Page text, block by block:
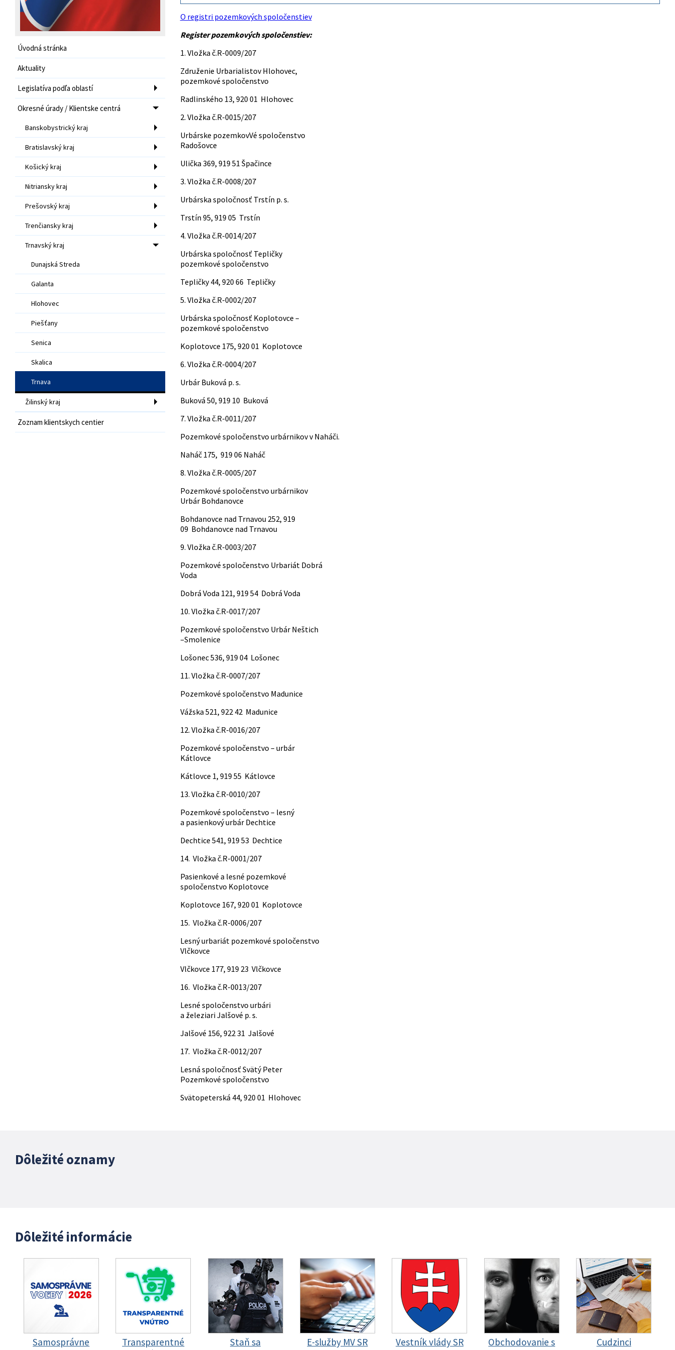
Úvodná stránka
Aktuality
Legislatíva podľa oblastí
Okresné úrady / Klientske centrá
Banskobystrický kraj
Bratislavský kraj
Košický kraj
Nitriansky kraj
Prešovský kraj
Trenčiansky kraj
Trnavský kraj
Dunajská Streda
Galanta
Hlohovec
Piešťany
Senica
Skalica
Trnava
Žilinský kraj
Zoznam klientskych centier
O registri pozemkových spoločenstiev
Register pozemkových spoločenstiev:
1. Vložka č.R-0009/207
Združenie Urbarialistov Hlohovec,
pozemkové spoločenstvo
Radlinského 13, 920 01 Hlohovec
2. Vložka č.R-0015/207
Urbárske pozemkovVé spoločenstvo
Radošovce
Ulička 369, 919 51 Špačince
3. Vložka č.R-0008/207
Urbárska spoločnosť Trstín p. s.
Trstín 95, 919 05 Trstín
4. Vložka č.R-0014/207
Urbárska spoločnosť Tepličky
pozemkové spoločenstvo
Tepličky 44, 920 66 Tepličky
5. Vložka č.R-0002/207
Urbárska spoločnosť Koplotovce –
pozemkové spoločenstvo
Koplotovce 175, 920 01 Koplotovce
6. Vložka č.R-0004/207
Urbár Buková p. s.
Buková 50, 919 10 Buková
7. Vložka č.R-0011/207
Pozemkové spoločenstvo urbárnikov v Naháči.
Naháč 175, 919 06 Naháč
8. Vložka č.R-0005/207
Pozemkové spoločenstvo urbárnikov
Urbár Bohdanovce
Bohdanovce nad Trnavou 252, 919
09 Bohdanovce nad Trnavou
9. Vložka č.R-0003/207
Pozemkové spoločenstvo Urbariát Dobrá
Voda
Dobrá Voda 121, 919 54 Dobrá Voda
10. Vložka č.R-0017/207
Pozemkové spoločenstvo Urbár Neštich
–Smolenice
Lošonec 536, 919 04 Lošonec
11. Vložka č.R-0007/207
Pozemkové spoločenstvo Madunice
Vážska 521, 922 42 Madunice
12. Vložka č.R-0016/207
Pozemkové spoločenstvo – urbár
Kátlovce
Kátlovce 1, 919 55 Kátlovce
13. Vložka č.R-0010/207
Pozemkové spoločenstvo – lesný
a pasienkový urbár Dechtice
Dechtice 541, 919 53 Dechtice
14. Vložka č.R-0001/207
Pasienkové a lesné pozemkové
spoločenstvo Koplotovce
Koplotovce 167, 920 01 Koplotovce
15. Vložka č.R-0006/207
Lesný urbariát pozemkové spoločenstvo
Vlčkovce
Vlčkovce 177, 919 23 Vlčkovce
16. Vložka č.R-0013/207
Lesné spoločenstvo urbári
a železiari Jalšové p. s.
Jalšové 156, 922 31 Jalšové
17. Vložka č.R-0012/207
Lesná spoločnosť Svätý Peter
Pozemkové spoločenstvo
Svätopeterská 44, 920 01 Hlohovec
Dôležité oznamy
Dôležité informácie
Samosprávne
Transparentné
Staň sa
E-služby MV SR Vestník vlády SR
Obchodovanie s
Cudzinci